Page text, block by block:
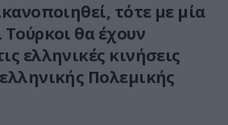
τότε με μία
θα έχουν
ελληνικές κινήσεις
Πολεμικής